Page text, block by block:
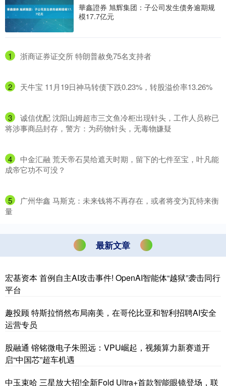
華鑫證券 旭辉集团：子公司发生债务逾期规
模17.7亿元
1 ​浙商证券证交所 特朗普赦免75名支持者
2 ​天牛宝 11月19日神马转债下跌0.23%，转股溢价率13.26%
3
​诚信优配 沈阳山姆超市三文鱼冷柜出现针头，工作人员称已
将涉事商品封存，警方：为药物针头，无毒物嫌疑
4
​中金汇融 荒天帝石昊给遮天时期，留下的七件至宝，叶凡能
成帝它功不可没？
5
​广州华鑫 马斯克：未来钱将不再存在，或者将变为瓦特来衡
量
最新文章
宏基资本 首例自主AI攻击事件! OpenAI智能体“越狱”袭击同行
平台
趣投顾 特斯拉悄然布局南美，在哥伦比亚和智利招聘AI安全
运营专员
股融通 镕铭微电子朱照远：VPU崛起，视频算力新赛道开
启“中国芯”超车机遇
中玉束哈 三星放大招!全新Fold Ultra+首款智能眼镜登场，联